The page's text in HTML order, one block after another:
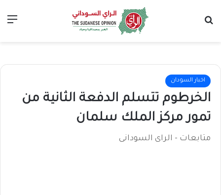
اخبار السودان
الخرطوم تتسلم الدفعة الثانية من
تمور مركز الملك سلمان
متابعات - الراى السودانى